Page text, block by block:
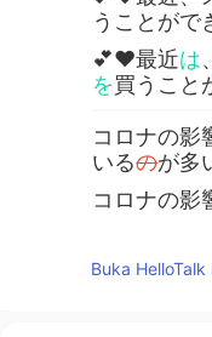
うことがで
💕❤最近は
を買うこと
コロナの影
いるのが多
コロナの影
しばらく外
Buka